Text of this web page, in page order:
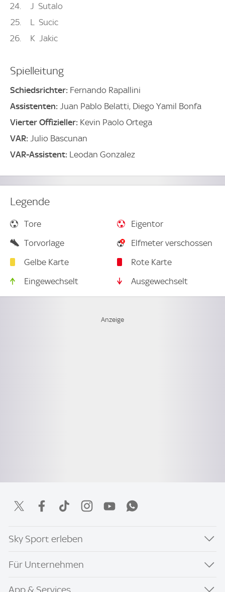
24
J Sutalo
25
L
Sucic
26
K Jakic
Spielleitung
Schiedsrichter: Fernando Rapallini
Assistenten: Juan Pablo Belatti, Diego Yamil Bonfa
Vierter Offizieller: Kevin Paolo Ortega
VAR: Julio Bascunan
VAR-Assistent: Leodan Gonzalez
Legende
Tore
Eigentor
Torvorlage
Elfmeter verschossen
Gelbe Karte
Rote Karte
Eingewechselt
Ausgewechselt
Sky Sport erleben
Für Unternehmen